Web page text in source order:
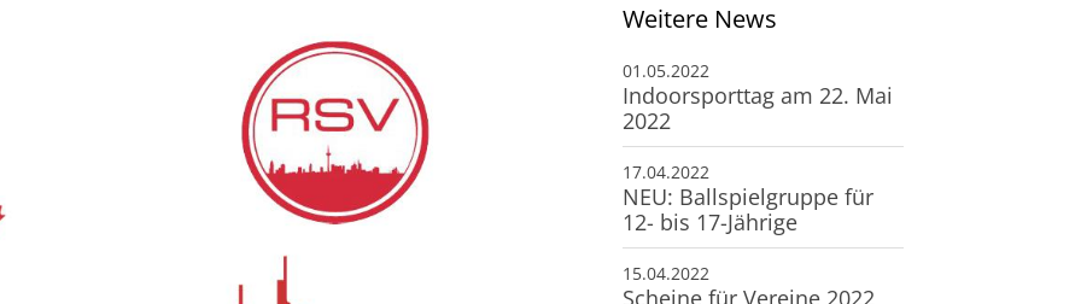
Weitere News
01.05.2022
Indoorsporttag am 22. Mai
2022
17.04.2022
NEU: Ballspielgruppe für
12- bis 17-Jährige
15.04.2022
Scheine für Vereine 2022